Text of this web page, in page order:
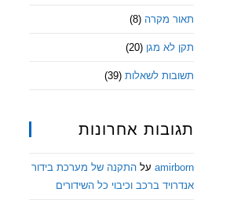
תאור מקרה (8)
תקן לא מגן (20)
תשובות לשאלות (39)
תגובות אחרונות
amirborn על התקנה של מערכת בידור
אנדרויד ברכב וכיבוי כל השידורים